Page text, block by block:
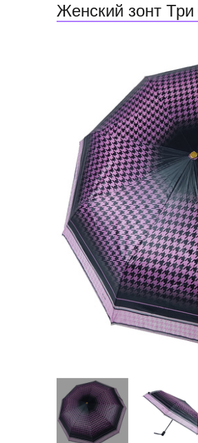
Женский зонт